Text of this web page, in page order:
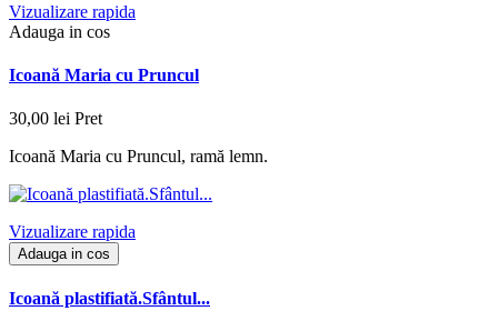
Vizualizare rapida
Adauga in cos
Icoană Maria cu Pruncul
30,00 lei Pret
Icoană Maria cu Pruncul, ramă lemn.
Vizualizare rapida
Adauga in cos
Icoană plastifiată.Sfântul...